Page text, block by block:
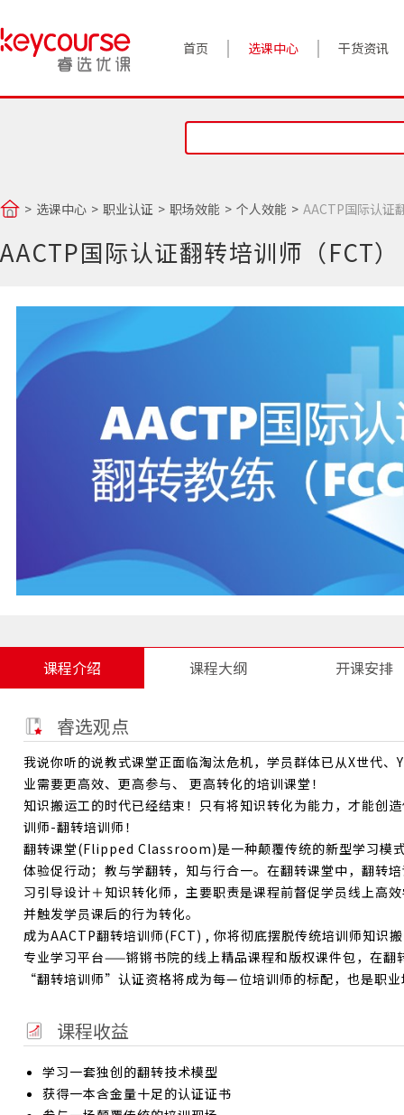
首页 选课中心 干货资讯
案例实践
对话高管
睿选视角
选课中心 职业认证 职场效能 个人效能 AACTP国际认证
AACTP国际认证翻转培训师（FCT）
课程介绍 课程大纲 开课安排
睿选观点
我说你听的说教式课堂正面临淘汰危机，学员群体已从X世代
业需要更高效、更高参与、 更高转化的培训课堂！
知识搬运工的时代已经结束！只有将知识转化为能力，才能创
训师-翻转培训师！
翻转课堂(Flipped Classroom)是一种颠覆传统的新型学习模
体验促行动；教与学翻转，知与行合一。在翻转课堂中，翻
习引导设计＋知识转化师，主要职责是课程前督促学员线上高
并触发学员课后的行为转化。
成为AACTP翻转培训师(FCT) , 你将彻底摆脱传统培训师知识
专业学习平台——锵锵书院的线上精品课程和版权课件包，在翻
“翻转培训师”认证资格将成为每—位培训师的标配，也是职
课程收益
学习一套独创的翻转技术模型
获得一本含金量十足的认证证书